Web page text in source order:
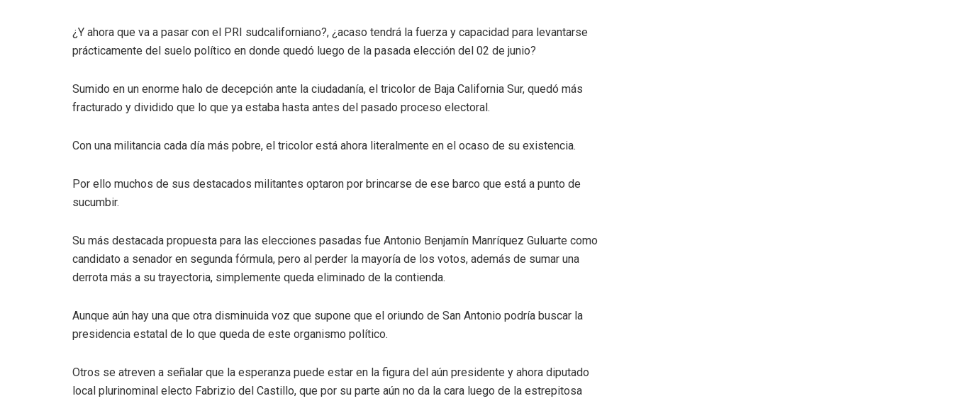
¿Y ahora que va a pasar con el PRI sudcaliforniano?, ¿acaso tendrá la fuerza y capacidad para levantarse
prácticamente del suelo político en donde quedó luego de la pasada elección del 02 de junio?
Sumido en un enorme halo de decepción ante la ciudadanía, el tricolor de Baja California Sur, quedó más
fracturado y dividido que lo que ya estaba hasta antes del pasado proceso electoral.
Con una militancia cada día más pobre, el tricolor está ahora literalmente en el ocaso de su existencia.
Por ello muchos de sus destacados militantes optaron por brincarse de ese barco que está a punto de
sucumbir.
Su más destacada propuesta para las elecciones pasadas fue Antonio Benjamín Manríquez Guluarte como
candidato a senador en segunda fórmula, pero al perder la mayoría de los votos, además de sumar una
derrota más a su trayectoria, simplemente queda eliminado de la contienda.
Aunque aún hay una que otra disminuida voz que supone que el oriundo de San Antonio podría buscar la
presidencia estatal de lo que queda de este organismo político.
Otros se atreven a señalar que la esperanza puede estar en la figura del aún presidente y ahora diputado
local plurinominal electo Fabrizio del Castillo, que por su parte aún no da la cara luego de la estrepitosa